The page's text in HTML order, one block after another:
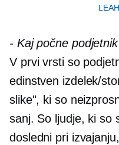
-Kaj počne
V prvi vrsti so
edinstven izdelek/
slike", ki so
sanj. So ljudje, ki so
dosledni pri